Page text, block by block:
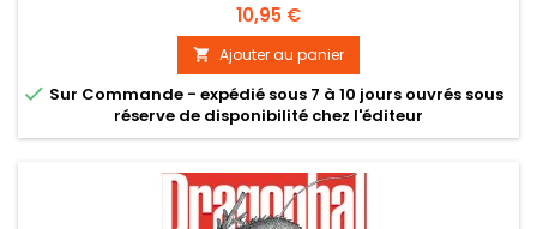
Prix
10,95 €
 Ajouter au panier
 Sur Commande - expédié sous 7 à 10 jours ouvrés sous
réserve de disponibilité chez l'éditeur